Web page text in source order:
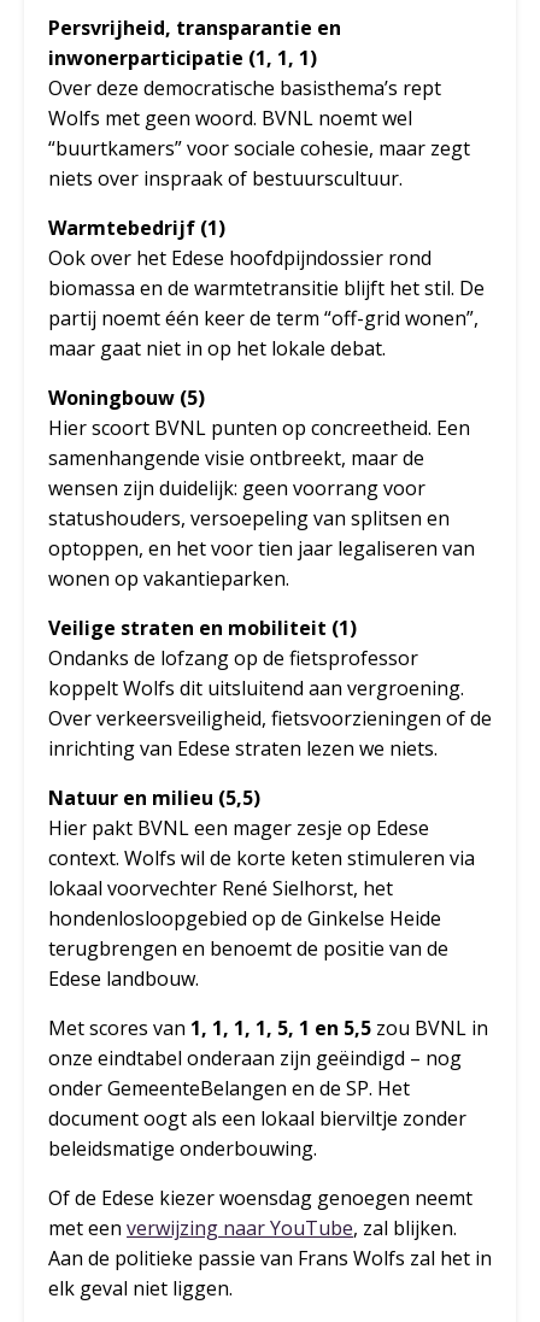
Persvrijheid, transparantie en
inwonerparticipatie (1, 1, 1)
Over deze democratische basisthema’s rept
Wolfs met geen woord. BVNL noemt wel
“buurtkamers” voor sociale cohesie, maar zegt
niets over inspraak of bestuurscultuur.
Warmtebedrijf (1)
Ook over het Edese hoofdpijndossier rond
biomassa en de warmtetransitie blijft het stil. De
partij noemt één keer de term “off-grid wonen”,
maar gaat niet in op het lokale debat.
Woningbouw (5)
Hier scoort BVNL punten op concreetheid. Een
samenhangende visie ontbreekt, maar de
wensen zijn duidelijk: geen voorrang voor
statushouders, versoepeling van splitsen en
optoppen, en het voor tien jaar legaliseren van
wonen op vakantieparken.
Veilige straten en mobiliteit (1)
Ondanks de lofzang op de fietsprofessor
koppelt Wolfs dit uitsluitend aan vergroening.
Over verkeersveiligheid, fietsvoorzieningen of de
inrichting van Edese straten lezen we niets.
Natuur en milieu (5,5)
Hier pakt BVNL een mager zesje op Edese
context. Wolfs wil de korte keten stimuleren via
lokaal voorvechter René Sielhorst, het
hondenlosloopgebied op de Ginkelse Heide
terugbrengen en benoemt de positie van de
Edese landbouw.
Met scores van 1, 1, 1, 1, 5, 1 en 5,5 zou BVNL in
onze eindtabel onderaan zijn geëindigd – nog
onder GemeenteBelangen en de SP. Het
document oogt als een lokaal bierviltje zonder
beleidsmatige onderbouwing.
Of de Edese kiezer woensdag genoegen neemt
met een verwijzing naar YouTube, zal blijken.
Aan de politieke passie van Frans Wolfs zal het in
elk geval niet liggen.